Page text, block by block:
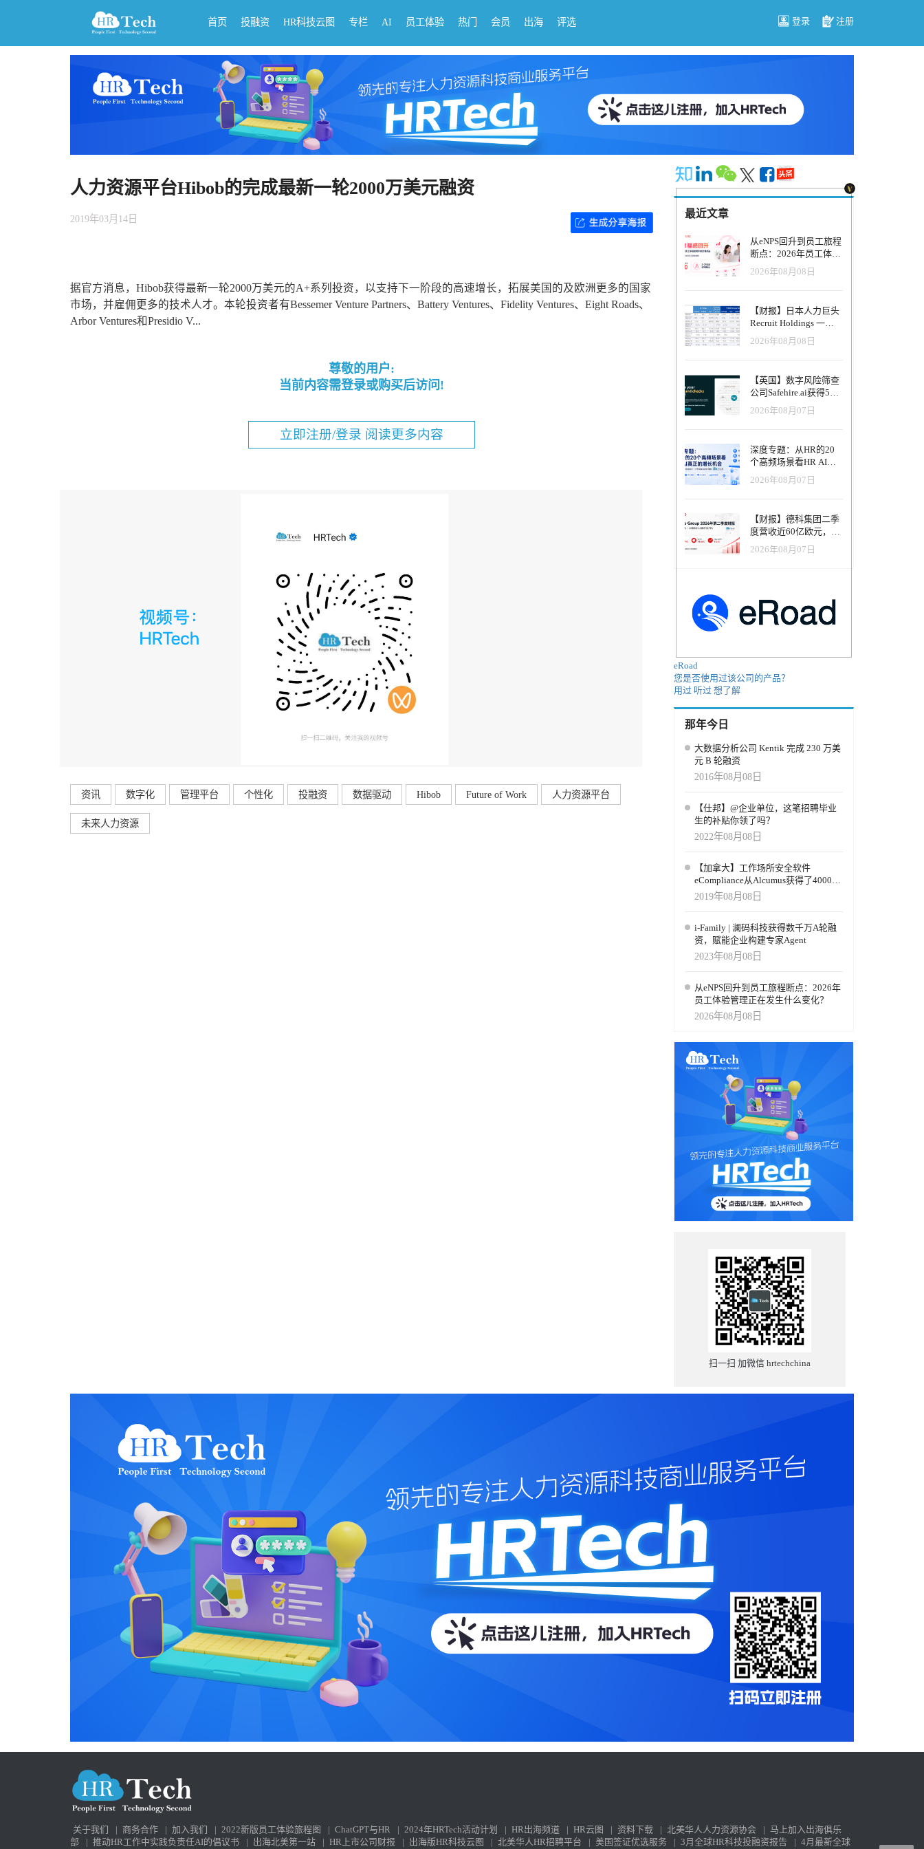
首页 投融资 HR科技云图 专栏 AI 员工体验 热门 会员 出海 评选 登录 注册
人力资源平台Hibob的完成最新一轮2000万美元融资
2019年03月14日
据官方消息，Hibob获得最新一轮2000万美元的A+系列投资，以支持下一阶段的高速增长，拓展美国的及欧洲更多的国家
市场，并雇佣更多的技术人才。本轮投资者有Bessemer Venture Partners、Battery Ventures、Fidelity Ventures、Eight Roads、
Arbor Ventures和Presidio V...
尊敬的用户:
当前内容需登录或购买后访问!
立即注册/登录 阅读更多内容
资讯 数字化 管理平台 个性化 投融资 数据驱动 Hibob Future of Work 人力资源平台
未来人力资源
最近文章
从eNPS回升到员工旅程
断点：2026年员工体验
管理正在发生什么变
2026年08月08日
【财报】日本人力巨头
Recruit Holdings 一季
度营收破1.04万亿日
元：Indeed美国收入逆
势增长30%，AI招聘推
2026年08月08日
【英国】数字风险筛查
公司Safehire.ai获得50
万英镑融资，重塑招聘
风控体系
2026年08月07日
深度专题：从HR的20
个高频场景看HR AI真
正的增长机会
2026年08月07日
【财报】德科集团二季
度营收近60亿欧元，其
中AI代理已覆盖50%收
入，招聘服务进入运营
2026年08月07日
eRoad
您是否使用过该公司的产品？
用过 听过 想了解
那年今日
大数据分析公司 Kentik 完成 230 万美
元 B 轮融资
2016年08月08日
【仕邦】@企业单位，这笔招聘毕业
生的补贴你领了吗？
2022年08月08日
【加拿大】工作场所安全软件
eCompliance从Alcumus获得了4000万
美元的战略投资，加入其中
2019年08月08日
i-Family | 澜码科技获得数千万A轮融
资，赋能企业构建专家Agent
2023年08月08日
从eNPS回升到员工旅程断点：2026年
员工体验管理正在发生什么变化？
2026年08月08日
扫一扫 加微信 hrtechchina
关于我们 | 商务合作 | 加入我们 | 2022新版员工体验旅程图 | ChatGPT与HR | 2024年HRTech活动计划 | HR出海频道 | HR云图 | 资料下载 | 北美华人人力资源协会 | 马上加入出海俱乐
部
| 推动HR工作中实践负责任AI的倡议书 | 出海北美第一站 | HR上市公司财报 | 出海版HR科技云图 | 北美华人HR招聘平台 | 美国签证优选服务 | 3月全球HR科技投融资报告 | 4月最新全球